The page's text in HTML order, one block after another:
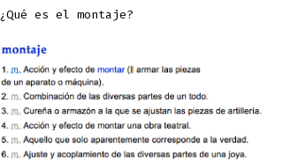
¿Qué es el montaje?